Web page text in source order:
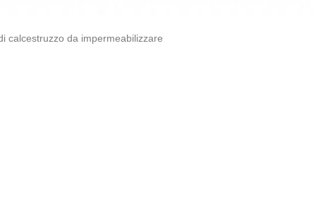
calcestruzzo da impermeabilizzare